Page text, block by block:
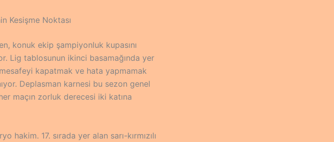
Kesişme Noktası
konuk ekip şampiyonluk kupasını
Lig tablosunun ikinci basamağında yer
kapatmak ve hata yapmamak
Deplasman karnesi bu sezon genel
maçın zorluk derecesi iki katına
hakim. 17. sırada yer alan sarı-kırmızılı